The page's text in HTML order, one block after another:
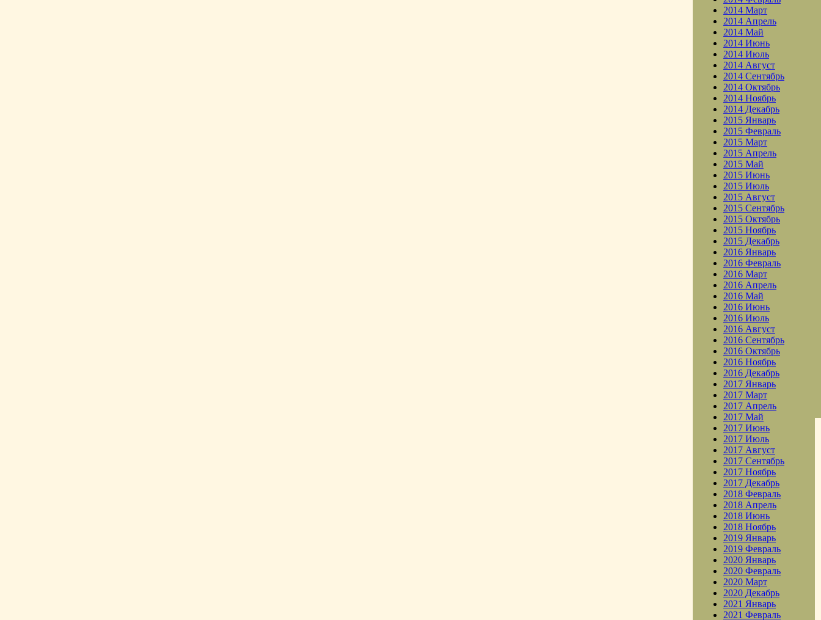
2014 Март
2014 Апрель
2014 Май
2014 Июнь
2014 Июль
2014 Август
2014 Сентябрь
2014 Октябрь
2014 Ноябрь
2014 Декабрь
2015 Январь
2015 Февраль
2015 Март
2015 Апрель
2015 Май
2015 Июнь
2015 Июль
2015 Август
2015 Сентябрь
2015 Октябрь
2015 Ноябрь
2015 Декабрь
2016 Январь
2016 Февраль
2016 Март
2016 Апрель
2016 Май
2016 Июнь
2016 Июль
2016 Август
2016 Сентябрь
2016 Октябрь
2016 Ноябрь
2016 Декабрь
2017 Январь
2017 Март
2017 Апрель
2017 Май
2017 Июнь
2017 Июль
2017 Август
2017 Сентябрь
2017 Ноябрь
2017 Декабрь
2018 Февраль
2018 Апрель
2018 Июнь
2018 Ноябрь
2019 Январь
2019 Февраль
2020 Январь
2020 Февраль
2020 Март
2020 Декабрь
2021 Январь
2021 Февраль